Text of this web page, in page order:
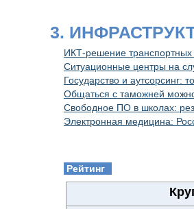
3.
ИКТ-решение
Ситуационные центры на
Государство и аутсорсинг:
Общаться с таможней
Свободное ПО в школах:
Электронная медицина:
Рейтинг